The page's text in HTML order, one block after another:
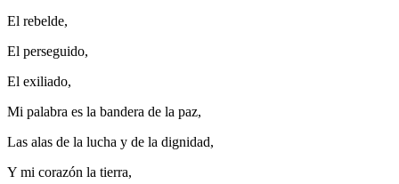
El rebelde,
El perseguido,
El exiliado,
Mi palabra es la bandera de la paz,
Las alas de la lucha y de la dignidad,
Y mi corazón la tierra,